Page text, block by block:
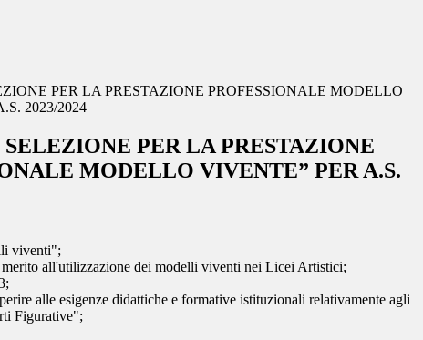
PER LA PRESTAZIONE PROFESSIONALE MODELLO
2023/2024
PER LA PRESTAZIONE
MODELLO VIVENTE” PER A.S.
viventi";
all'utilizzazione dei modelli viventi nei Licei Artistici;
alle esigenze didattiche e formative istituzionali relativamente agli
Figurative";